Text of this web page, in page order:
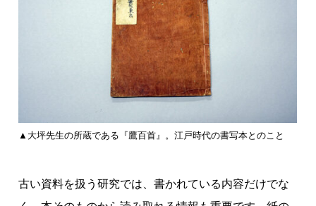
▲大坪先生の所蔵である『鷹百首』。江戸時代の書写本とのこと
古い資料を扱う研究では、書かれている内容だけでな